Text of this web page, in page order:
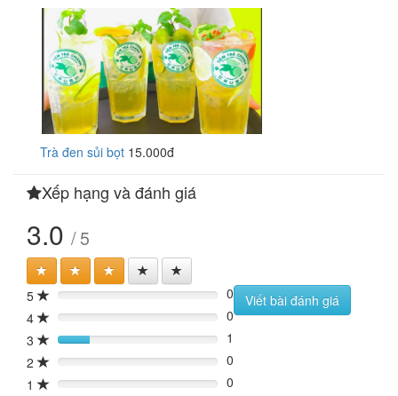
Trà đen sủi bọt 15.000đ
Xếp hạng và đánh giá
3.0 / 5
5 0%
0
4
0%
0
3
20%
1
2
0%
0
1
0% 0
Viết bài đánh giá